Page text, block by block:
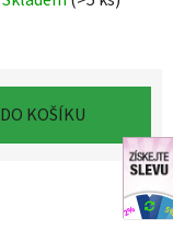
DO KOŠÍKU